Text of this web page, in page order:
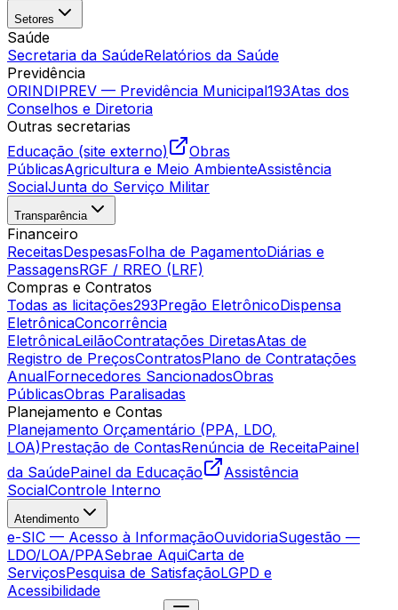
Setores
Saúde
Secretaria da SaúdeRelatórios da Saúde
Previdência
ORINDIPREV — Previdência Municipal193Atas dos
Conselhos e Diretoria
Outras secretarias
Educação (site externo)
Obras
PúblicasAgricultura e Meio AmbienteAssistência
SocialJunta do Serviço Militar
Transparência
Financeiro
ReceitasDespesasFolha de PagamentoDiárias e
PassagensRGF / RREO (LRF)
Compras e Contratos
Todas as licitações293Pregão EletrônicoDispensa
EletrônicaConcorrência
EletrônicaLeilãoContratações DiretasAtas de
Registro de PreçosContratosPlano de Contratações
AnualFornecedores SancionadosObras
PúblicasObras Paralisadas
Planejamento e Contas
Planejamento Orçamentário (PPA, LDO,
LOA)Prestação de ContasRenúncia de ReceitaPainel
da SaúdePainel da Educação
Assistência
SocialControle Interno
Atendimento
e-SIC — Acesso à InformaçãoOuvidoriaSugestão —
LDO/LOA/PPASebrae AquiCarta de
ServiçosPesquisa de SatisfaçãoLGPD e
Acessibilidade